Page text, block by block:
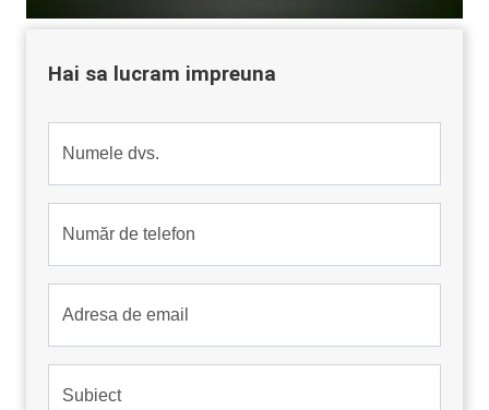
Hai sa lucram impreuna
Numele dvs.
Număr de telefon
Adresa de email
Subiect